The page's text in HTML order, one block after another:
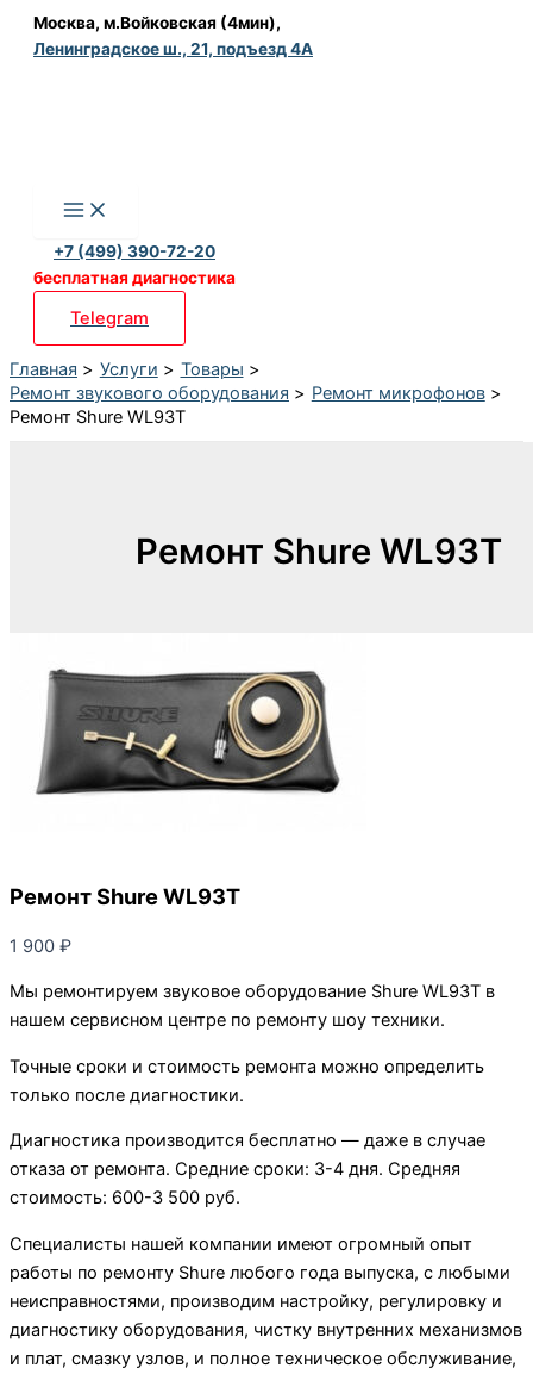
Перейти
Москва, м.Войковская (4мин),
Ленинградское ш., 21, подъезд 4А
+7 (499) 390-72-20
бесплатная диагностика
Telegram
Главная Услуги
Товары
Ремонт звукового оборудования
Ремонт микрофонов
Ремонт Shure WL93T
Ремонт Shure WL93T
Ремонт Shure WL93T
1 900 ₽
Мы ремонтируем звуковое оборудование Shure WL93T в
нашем сервисном центре по ремонту шоу техники.
Точные сроки и стоимость ремонта можно определить
только после диагностики.
Диагностика производится бесплатно — даже в случае
отказа от ремонта. Средние сроки: 3-4 дня. Средняя
стоимость: 600-3 500 руб.
Специалисты нашей компании имеют огромный опыт
работы по ремонту Shure любого года выпуска, с любыми
неисправностями, производим настройку, регулировку и
диагностику оборудования, чистку внутренних механизмов
и плат, смазку узлов, и полное техническое обслуживание,